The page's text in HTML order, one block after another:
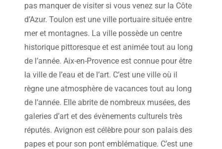
pas manquer de visiter si vous venez sur la Côte
d’Azur. Toulon est une ville portuaire située entre
mer et montagnes. La ville possède un centre
historique pittoresque et est animée tout au long
de l’année. Aix-en-Provence est connue pour être
la ville de l’eau et de l’art. C’est une ville où il
règne une atmosphère de vacances tout au long
de l’année. Elle abrite de nombreux musées, des
galeries d’art et des évènements culturels très
réputés. Avignon est célèbre pour son palais des
papes et pour son pont emblématique. C’est une